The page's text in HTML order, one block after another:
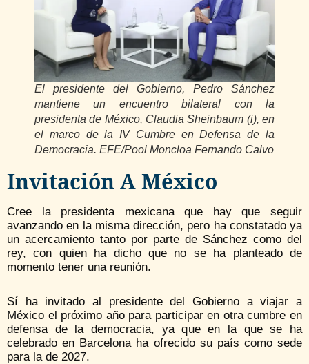
El presidente del Gobierno, Pedro Sánchez
mantiene un encuentro bilateral con la
presidenta de México, Claudia Sheinbaum (i), en
el marco de la IV Cumbre en Defensa de la
Democracia. EFE/Pool Moncloa Fernando Calvo
Invitación A México
Cree la presidenta mexicana que hay que seguir
avanzando en la misma dirección, pero ha constatado ya
un acercamiento tanto por parte de Sánchez como del
rey, con quien ha dicho que no se ha planteado de
momento tener una reunión.
Sí ha invitado al presidente del Gobierno a viajar a
México el próximo año para participar en otra cumbre en
defensa de la democracia, ya que en la que se ha
celebrado en Barcelona ha ofrecido su país como sede
para la de 2027.